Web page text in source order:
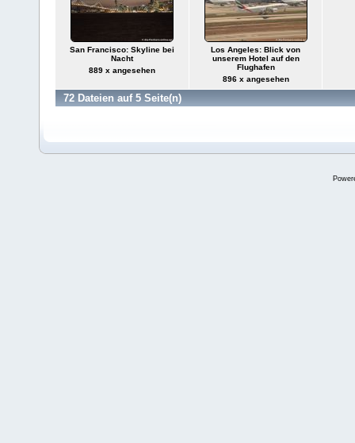
San Francisco: Skyline bei
Nacht
889 x angesehen
Los Angeles: Blick von
unserem Hotel auf den
Flughafen
896 x angesehen
72 Dateien auf 5 Seite(n)